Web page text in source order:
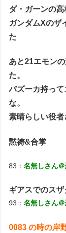
ダ・ガーンの
ガンダムXのザ
た
あと21エモン
た。
バズーカ持っ
な。
素晴らしい役者
黙祷&合掌
83：名無しさん
ギアスでのス
93：名無しさん
0083 の時の岸